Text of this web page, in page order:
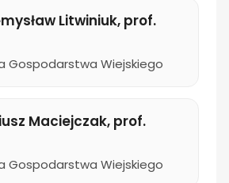
Litwiniuk, prof.
Gospodarstwa Wiejskiego
Maciejczak, prof.
Gospodarstwa Wiejskiego